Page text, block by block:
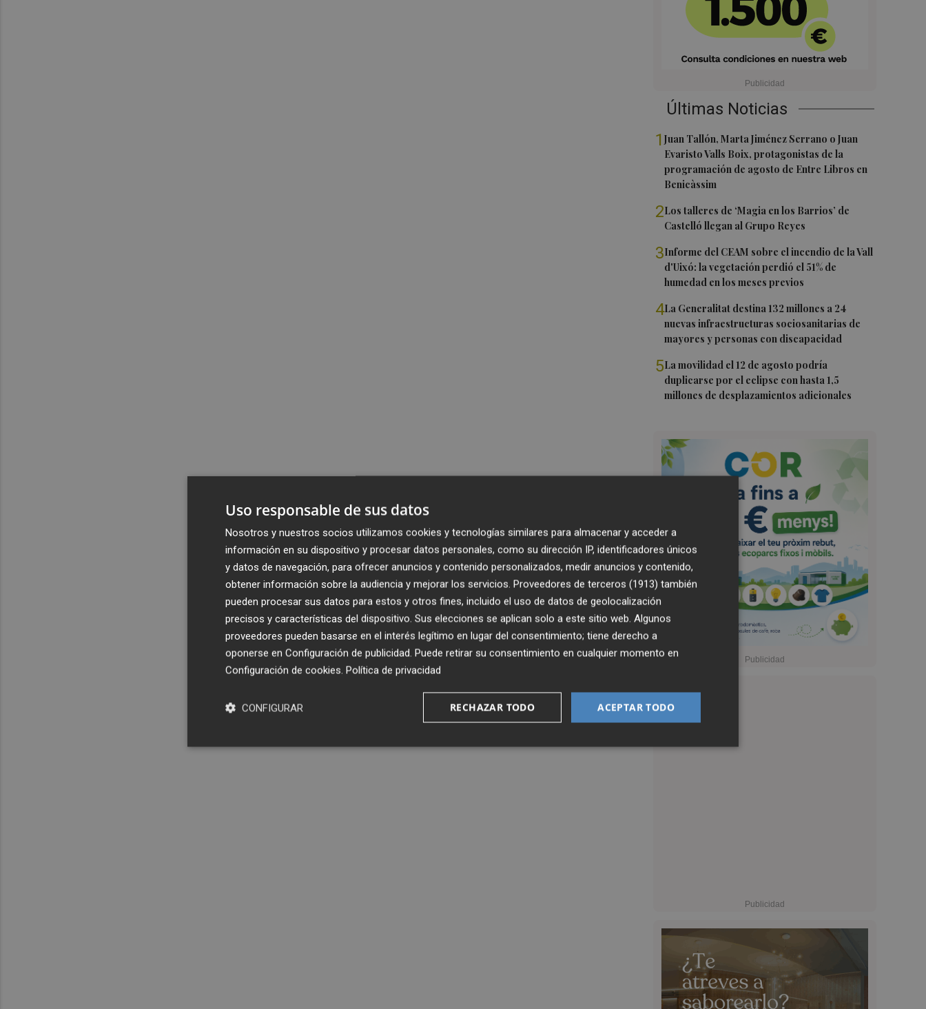
Últimas Noticias
1Juan Tallón, Marta Jiménez Serrano o Juan
Evaristo Valls Boix, protagonistas de la
programación de agosto de Entre Libros en
Benicàssim
2Los talleres de ‘Magia en los Barrios’ de
Castelló llegan al Grupo Reyes
3Informe del CEAM sobre el incendio de la Vall
d'Uixó: la vegetación perdió el 51% de
humedad en los meses previos
4La Generalitat destina 132 millones a 24
nuevas infraestructuras sociosanitarias de
mayores y personas con discapacidad
5La movilidad el 12 de agosto podría
duplicarse por el eclipse con hasta 1,5
millones de desplazamientos adicionales
Uso responsable de sus datos
Nosotros y nuestros socios utilizamos cookies y tecnologías similares para almacenar y acceder a
información en su dispositivo y procesar datos personales, como su dirección IP, identificadores únicos
y datos de navegación, para ofrecer anuncios y contenido personalizados, medir anuncios y contenido,
obtener información sobre la audiencia y mejorar los servicios. Proveedores de terceros (1913) también
pueden procesar sus datos para estos y otros fines, incluido el uso de datos de geolocalización
precisos y características del dispositivo. Sus elecciones se aplican solo a este sitio web. Algunos
proveedores pueden basarse en el interés legítimo en lugar del consentimiento; tiene derecho a
oponerse en Configuración de publicidad. Puede retirar su consentimiento en cualquier momento en
Configuración de cookies. Política de privacidad
ACEPTAR TODO
RECHAZAR TODO
CONFIGURAR